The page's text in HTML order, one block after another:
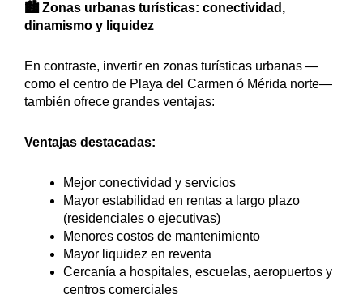
🏙️ Zonas urbanas turísticas: conectividad,
dinamismo y liquidez
En contraste, invertir en zonas turísticas urbanas —
como el centro de Playa del Carmen ó Mérida norte—
también ofrece grandes ventajas:
Ventajas destacadas:
Mejor conectividad y servicios
Mayor estabilidad en rentas a largo plazo
(residenciales o ejecutivas)
Menores costos de mantenimiento
Mayor liquidez en reventa
Cercanía a hospitales, escuelas, aeropuertos y
centros comerciales